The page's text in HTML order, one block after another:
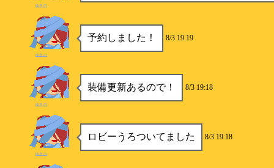
ゆきの
予約しました！ 8/3 19:19
ゆきの
装備更新あるので！ 8/3 19:18
ゆきの
ロビーうろついてました 8/3 19:18
ゆきの